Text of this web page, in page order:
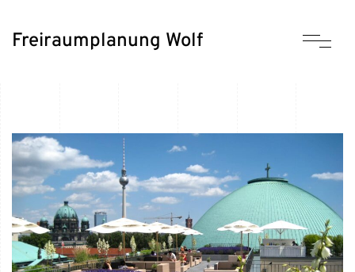
Freiraumplanung Wolf